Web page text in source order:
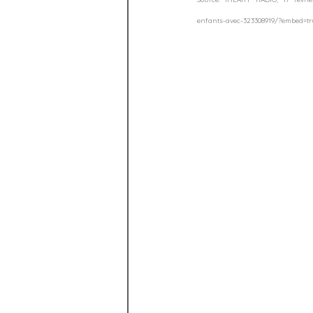
enfants-avec-323308919/